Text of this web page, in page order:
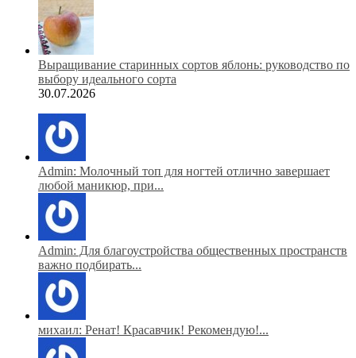
Выращивание старинных сортов яблонь: руководство по
выбору идеального сорта
30.07.2026
Admin: Молочный топ для ногтей отлично завершает
любой маникюр, при...
Admin: Для благоустройства общественных пространств
важно подбирать...
михаил: Ренат! Красавчик! Рекомендую!...